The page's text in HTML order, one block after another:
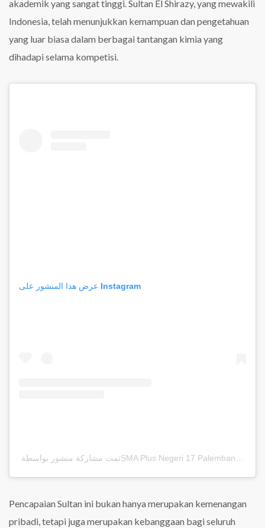
akademik yang sangat tinggi. Sultan El Shirazy, yang mewakili
Indonesia, telah menunjukkan kemampuan dan pengetahuan
yang luar biasa dalam berbagai tantangan kimia yang
dihadapi selama kompetisi.
عرض هذا المنشور على Instagram
Pencapaian Sultan ini bukan hanya merupakan kemenangan
pribadi, tetapi juga merupakan kebanggaan bagi seluruh